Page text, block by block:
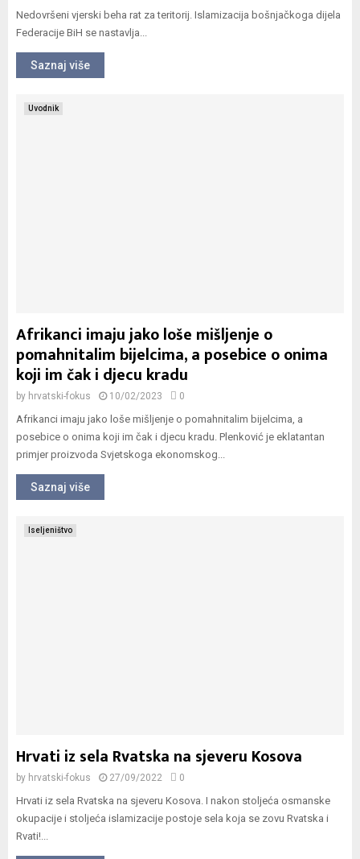
Nedovršeni vjerski beha rat za teritorij. Islamizacija bošnjačkoga dijela
Federacije BiH se nastavlja...
Saznaj više
Uvodnik
Afrikanci imaju jako loše mišljenje o
pomahnitalim bijelcima, a posebice o onima
koji im čak i djecu kradu
by hrvatski-fokus 10/02/2023 0
Afrikanci imaju jako loše mišljenje o pomahnitalim bijelcima, a
posebice o onima koji im čak i djecu kradu. Plenković je eklatantan
primjer proizvoda Svjetskoga ekonomskog...
Saznaj više
Iseljeništvo
Hrvati iz sela Rvatska na sjeveru Kosova
by hrvatski-fokus 27/09/2022 0
Hrvati iz sela Rvatska na sjeveru Kosova. I nakon stoljeća osmanske
okupacije i stoljeća islamizacije postoje sela koja se zovu Rvatska i
Rvati!...